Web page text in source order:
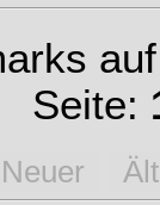
Seite:
Neuer